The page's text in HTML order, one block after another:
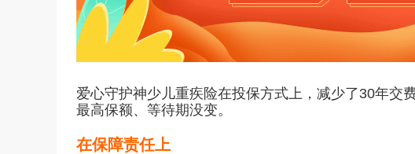
爱心守护神少儿重疾险在投保方式上，减少了30年交
最高保额、等待期没变。
在保障责任上